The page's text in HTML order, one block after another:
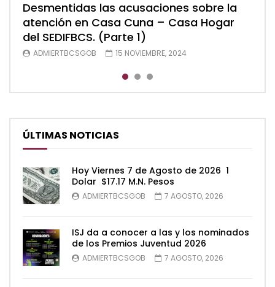
Desmentidas las acusaciones sobre la
atención en Casa Cuna – Casa Hogar
del SEDIFBCS. (Parte 1)
ADMIERTBCSGOB 15 NOVIEMBRE, 2024
Desmentidas las acusaciones sobre la
atención en Casa Cuna – Casa Hogar
del SEDIFBCS. (Parte 2)
ADMIERTBCSGOB 15 NOVIEMBRE, 2024
Desmentidas las acusaciones sobre la
atención en Casa Cuna – Casa Hogar
del SEDIFBCS (Parte 3)
ADMIERTBCSGOB 15 NOVIEMBRE, 2024
ÚLTIMAS NOTICIAS
Hoy Viernes 7 de Agosto de 2026 1
Dolar $17.17 M.N. Pesos
ADMIERTBCSGOB 7 AGOSTO, 2026
ISJ da a conocer a las y los nominados
de los Premios Juventud 2026
ADMIERTBCSGOB 7 AGOSTO, 2026